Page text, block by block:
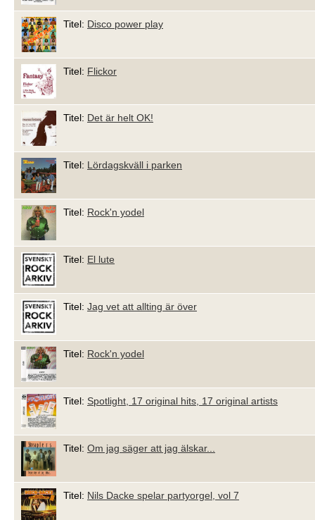
Titel: Disco power play
Titel: Flickor
Titel: Det är helt OK!
Titel: Lördagskväll i parken
Titel: Rock'n yodel
Titel: El lute
Titel: Jag vet att allting är över
Titel: Rock'n yodel
Titel: Spotlight, 17 original hits, 17 original artists
Titel: Om jag säger att jag älskar...
Titel: Nils Dacke spelar partyorgel, vol 7